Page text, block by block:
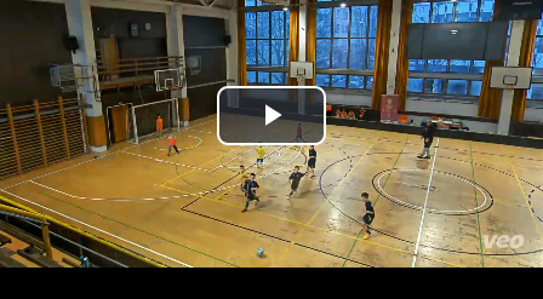
Přehrát
video